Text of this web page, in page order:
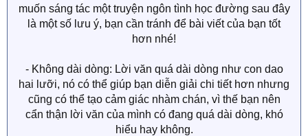
muốn sáng tác một truyện ngôn tình học đường sau đây
là một số lưu ý, bạn cần tránh để bài viết của bạn tốt
hơn nhé!
- Không dài dòng: Lời văn quá dài dòng như con dao
hai lưỡi, nó có thể giúp bạn diễn giải chi tiết hơn nhưng
cũng có thể tạo cảm giác nhàm chán, vì thế bạn nên
cẩn thận lời văn của mình có đang quá dài dòng, khó
hiểu hay không.